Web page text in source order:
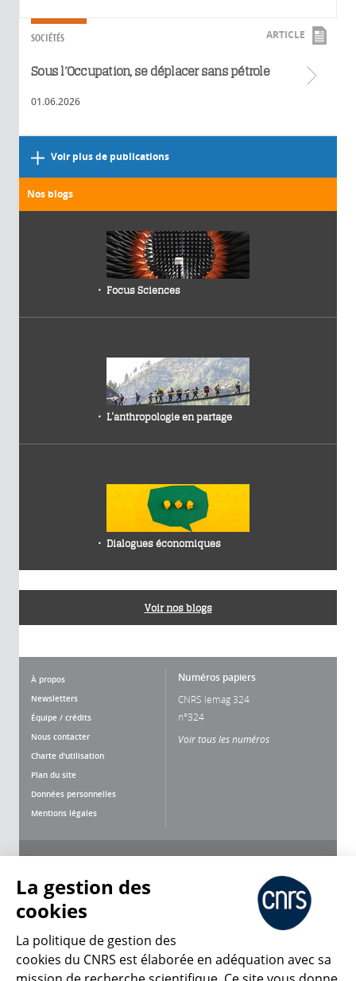
SOCIÉTÉS ARTICLE
Sous l’Occupation, se déplacer sans pétrole
01.06.2026
Voir plus de publications
Nos blogs
Focus Sciences
L’anthropologie en partage
Dialogues économiques
Voir nos blogs
À propos
Newsletters
Équipe / crédits
Nous contacter
Charte d'utilisation
Plan du site
Données personnelles
Mentions légales
Numéros papiers
CNRS lemag 324
n°324
Voir tous les numéros
CNRS Le Mag
La gestion des
cookies
La politique de gestion des
cookies du CNRS est élaborée en adéquation avec sa